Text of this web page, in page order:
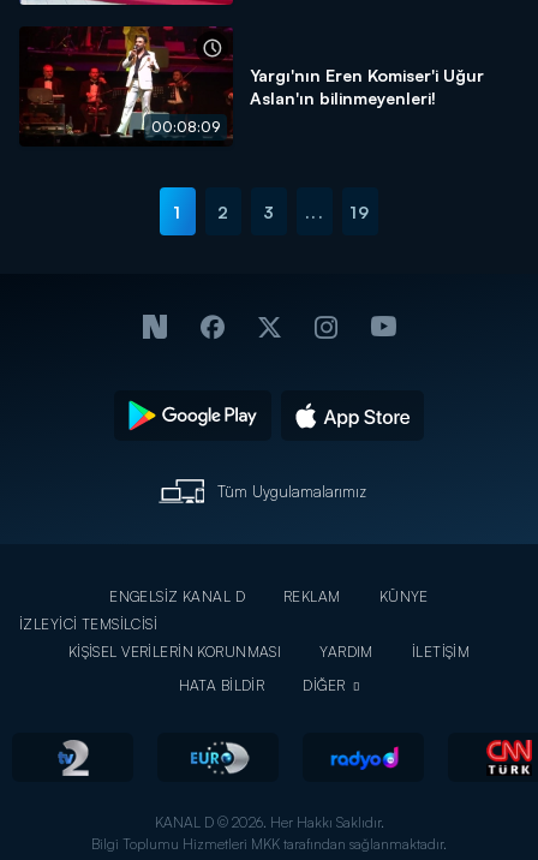
00:08:09
Yargı'nın Eren Komiser'i Uğur
Aslan'ın bilinmeyenleri!
1 2 3 ... 19
Tüm Uygulamalarımız
ENGELSİZ KANAL D REKLAM
KÜNYE
İZLEYİCİ TEMSİLCİSİ
KİŞİSEL VERİLERİN KORUNMASI
YARDIM
İLETİŞİM
HATA BİLDİR
DİĞER
KANAL D © 2026. Her Hakkı Saklıdır.
Bilgi Toplumu Hizmetleri MKK tarafından sağlanmaktadır.